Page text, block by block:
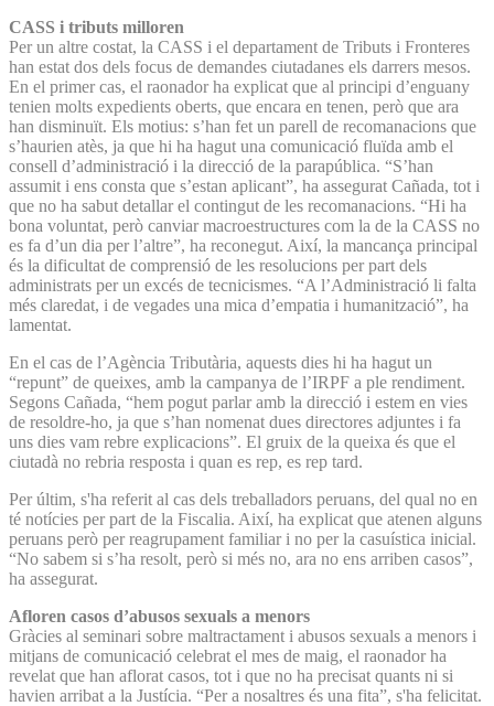
CASS i tributs milloren
Per un altre costat, la CASS i el departament de Tributs i Fronteres
han estat dos dels focus de demandes ciutadanes els darrers mesos.
En el primer cas, el raonador ha explicat que al principi d’enguany
tenien molts expedients oberts, que encara en tenen, però que ara
han disminuït. Els motius: s’han fet un parell de recomanacions que
s’haurien atès, ja que hi ha hagut una comunicació fluïda amb el
consell d’administració i la direcció de la parapública. “S’han
assumit i ens consta que s’estan aplicant”, ha assegurat Cañada, tot i
que no ha sabut detallar el contingut de les recomanacions. “Hi ha
bona voluntat, però canviar macroestructures com la de la CASS no
es fa d’un dia per l’altre”, ha reconegut. Així, la mancança principal
és la dificultat de comprensió de les resolucions per part dels
administrats per un excés de tecnicismes. “A l’Administració li falta
més claredat, i de vegades una mica d’empatia i humanització”, ha
lamentat.
En el cas de l’Agència Tributària, aquests dies hi ha hagut un
“repunt” de queixes, amb la campanya de l’IRPF a ple rendiment.
Segons Cañada, “hem pogut parlar amb la direcció i estem en vies
de resoldre-ho, ja que s’han nomenat dues directores adjuntes i fa
uns dies vam rebre explicacions”. El gruix de la queixa és que el
ciutadà no rebria resposta i quan es rep, es rep tard.
Per últim, s'ha referit al cas dels treballadors peruans, del qual no en
té notícies per part de la Fiscalia. Així, ha explicat que atenen alguns
peruans però per reagrupament familiar i no per la casuística inicial.
“No sabem si s’ha resolt, però si més no, ara no ens arriben casos”,
ha assegurat.
Afloren casos d’abusos sexuals a menors
Gràcies al seminari sobre maltractament i abusos sexuals a menors i
mitjans de comunicació celebrat el mes de maig, el raonador ha
revelat que han aflorat casos, tot i que no ha precisat quants ni si
havien arribat a la Justícia. “Per a nosaltres és una fita”, s'ha felicitat.